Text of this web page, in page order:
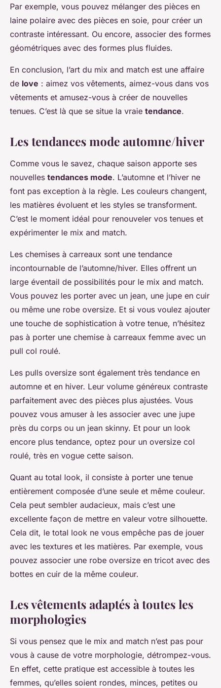
Par exemple, vous pouvez mélanger des pièces en
laine polaire avec des pièces en soie, pour créer un
contraste intéressant. Ou encore, associer des formes
géométriques avec des formes plus fluides.
En conclusion, l’art du mix and match est une affaire
de love : aimez vos vêtements, aimez-vous dans vos
vêtements et amusez-vous à créer de nouvelles
tenues. C’est là que se situe la vraie tendance.
Les tendances mode automne/hiver
Comme vous le savez, chaque saison apporte ses
nouvelles tendances mode. L’automne et l’hiver ne
font pas exception à la règle. Les couleurs changent,
les matières évoluent et les styles se transforment.
C’est le moment idéal pour renouveler vos tenues et
expérimenter le mix and match.
Les chemises à carreaux sont une tendance
incontournable de l’automne/hiver. Elles offrent un
large éventail de possibilités pour le mix and match.
Vous pouvez les porter avec un jean, une jupe en cuir
ou même une robe oversize. Et si vous voulez ajouter
une touche de sophistication à votre tenue, n’hésitez
pas à porter une chemise à carreaux femme avec un
pull col roulé.
Les pulls oversize sont également très tendance en
automne et en hiver. Leur volume généreux contraste
parfaitement avec des pièces plus ajustées. Vous
pouvez vous amuser à les associer avec une jupe
près du corps ou un jean skinny. Et pour un look
encore plus tendance, optez pour un oversize col
roulé, très en vogue cette saison.
Quant au total look, il consiste à porter une tenue
entièrement composée d’une seule et même couleur.
Cela peut sembler audacieux, mais c’est une
excellente façon de mettre en valeur votre silhouette.
Cela dit, le total look ne vous empêche pas de jouer
avec les textures et les matières. Par exemple, vous
pouvez associer une robe oversize en tricot avec des
bottes en cuir de la même couleur.
Les vêtements adaptés à toutes les
morphologies
Si vous pensez que le mix and match n’est pas pour
vous à cause de votre morphologie, détrompez-vous.
En effet, cette pratique est accessible à toutes les
femmes, qu’elles soient rondes, minces, petites ou